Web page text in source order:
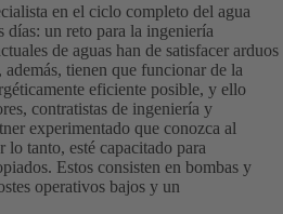
en el ciclo completo del agua
un reto para la ingeniería
de aguas han de satisfacer arduos
tienen que funcionar de la
eficiente posible, y ello
contratistas de ingeniería y
experimentado que conozca al
tanto, esté capacitado para
Estos consisten en bombas y
operativos bajos y un